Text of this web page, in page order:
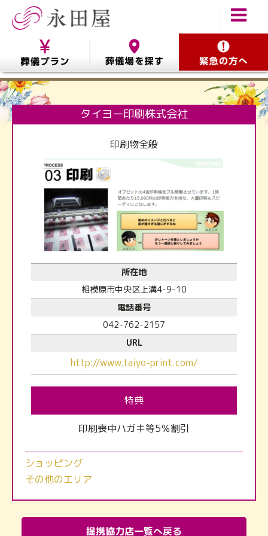
タイヨー印刷株式会社
印刷物全般
所在地
相模原市中央区上溝4-9-10
電話番号
042-762-2157
URL
http://www.taiyo-print.com/
特典
印刷喪中ハガキ等5％割引
ショッピング
その他のエリア
提携協力店一覧へ戻る